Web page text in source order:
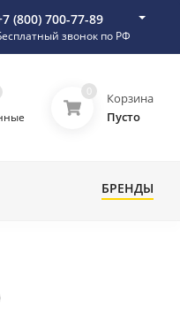
(800) 700-77-89
звонок по РФ
0
Корзина
Пусто
БРЕНДЫ